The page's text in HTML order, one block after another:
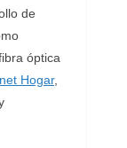
de
óptica
Hogar,